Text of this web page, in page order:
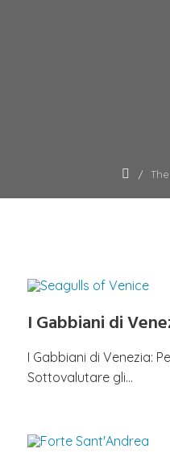
I Gabbiani di
I Gabbiani di Venezia:
Sottovalutare gli…